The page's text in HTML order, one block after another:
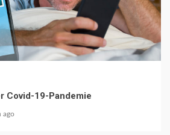
Covid-19-Pandemie
ago